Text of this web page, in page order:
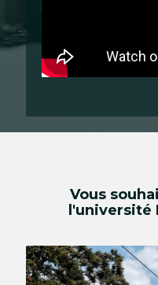
Vous
l'université